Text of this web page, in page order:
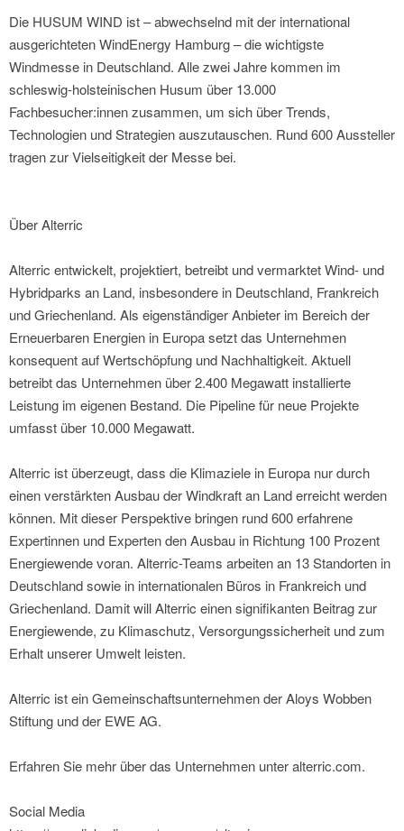
Die HUSUM WIND ist – abwechselnd mit der international
ausgerichteten WindEnergy Hamburg – die wichtigste
Windmesse in Deutschland. Alle zwei Jahre kommen im
schleswig-holsteinischen Husum über 13.000
Fachbesucher:innen zusammen, um sich über Trends,
Technologien und Strategien auszutauschen. Rund 600 Aussteller
tragen zur Vielseitigkeit der Messe bei.
Über Alterric
Alterric entwickelt, projektiert, betreibt und vermarktet Wind- und
Hybridparks an Land, insbesondere in Deutschland, Frankreich
und Griechenland. Als eigenständiger Anbieter im Bereich der
Erneuerbaren Energien in Europa setzt das Unternehmen
konsequent auf Wertschöpfung und Nachhaltigkeit. Aktuell
betreibt das Unternehmen über 2.400 Megawatt installierte
Leistung im eigenen Bestand. Die Pipeline für neue Projekte
umfasst über 10.000 Megawatt.
Alterric ist überzeugt, dass die Klimaziele in Europa nur durch
einen verstärkten Ausbau der Windkraft an Land erreicht werden
können. Mit dieser Perspektive bringen rund 600 erfahrene
Expertinnen und Experten den Ausbau in Richtung 100 Prozent
Energiewende voran. Alterric-Teams arbeiten an 13 Standorten in
Deutschland sowie in internationalen Büros in Frankreich und
Griechenland. Damit will Alterric einen signifikanten Beitrag zur
Energiewende, zu Klimaschutz, Versorgungssicherheit und zum
Erhalt unserer Umwelt leisten.
Alterric ist ein Gemeinschaftsunternehmen der Aloys Wobben
Stiftung und der EWE AG.
Erfahren Sie mehr über das Unternehmen unter alterric.com.
Social Media